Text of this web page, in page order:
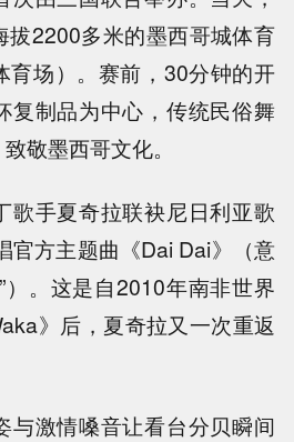
拔2200多米的墨西哥城体育
育场）。赛前，30分钟的开
复制品为中心，传统民俗舞
敬墨西哥文化。
歌手夏奇拉联袂尼日利亚歌
官方主题曲《Dai Dai》（意
）。这是自2010年南非世界
》后，夏奇拉又一次重返
与激情嗓音让看台分贝瞬间